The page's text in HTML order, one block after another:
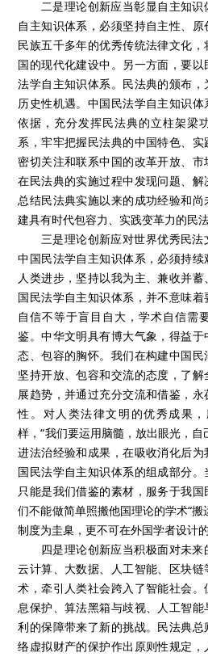
二是理论创新应当彰显自主知识
自主知识体系，必须坚持自主性、
民族五千多年的优秀传统法律文化
国的现代化建设中。另一方面，要
法学自主知识体系。民法典的颁布
历史性机遇。中国民法学自主知识
依据，充分发挥民法典的立柱架梁
系，牢牢把握民法典的中国特色、
密切关注和联系中国的改革开放、市
在民法典的实施过程中发现问题、
总结民法典实施以来的成功经验和
建具有时代包容力、实践变革力的民
三是理论创新应对世界优秀民法
中国民法学自主知识体系，必须持续
人类进步，坚持以我为主、兼收并
国民法学自主知识体系，并不意味
自信不等于盲目自大，学术自信需
鉴。中华文明具有博大气象，得益
态、包容的胸怀。我们在构建中国
坚持开放、包容和交流的态度，了
展趋势，并通过充分交流和借鉴，
性。对人类法律文明的优秀成果
样，“我们要运用脑髓，放出眼光，
进法治经验和成果，在吸收消化后
国民法学自主知识体系的组成部分
只能是我们借鉴的素材，服务于我
们不能做简单照搬他国理论的学术“
制度为圭臬，更不可在外国学者设计的
四是理论创新应当积极面对未来
云计算、大数据、人工智能、区块
术，牵引人类社会跨入了智能社会
息保护、算法黑箱与歧视、人工智
利的保障带来了新的挑战。民法典
络虚拟财产的保护作出原则性规定